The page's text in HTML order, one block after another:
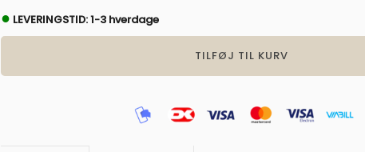
Lille,
● LEVERINGSTID: 1-3 hverdage